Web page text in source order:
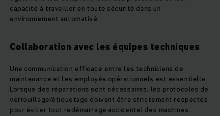
capacité à travailler en toute sécurité dans un
environnement automatisé.
Collaboration avec les équipes techniques
Une communication efficace entre les techniciens de
maintenance et les employés opérationnels est essentielle.
Lorsque des réparations sont nécessaires, les protocoles de
verrouillage/étiquetage doivent être strictement respectés
pour éviter tout redémarrage accidentel des machines.